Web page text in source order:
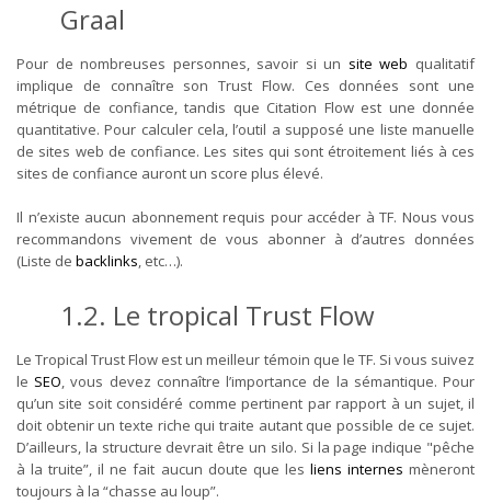
Graal
Pour de nombreuses personnes, savoir si un site web qualitatif
implique de connaître son Trust Flow. Ces données sont une
métrique de confiance, tandis que Citation Flow est une donnée
quantitative. Pour calculer cela, l’outil a supposé une liste manuelle
de sites web de confiance. Les sites qui sont étroitement liés à ces
sites de confiance auront un score plus élevé.
Il n’existe aucun abonnement requis pour accéder à TF. Nous vous
recommandons vivement de vous abonner à d’autres données
(Liste de backlinks, etc…).
1.2. Le tropical Trust Flow
Le Tropical Trust Flow est un meilleur témoin que le TF. Si vous suivez
le SEO, vous devez connaître l’importance de la sémantique. Pour
qu’un site soit considéré comme pertinent par rapport à un sujet, il
doit obtenir un texte riche qui traite autant que possible de ce sujet.
D’ailleurs, la structure devrait être un silo. Si la page indique "pêche
à la truite”, il ne fait aucun doute que les liens internes mèneront
toujours à la “chasse au loup”.